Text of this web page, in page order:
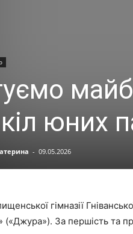
юних
- 09.05.2026
гімназії
(«Джура»). За першість та